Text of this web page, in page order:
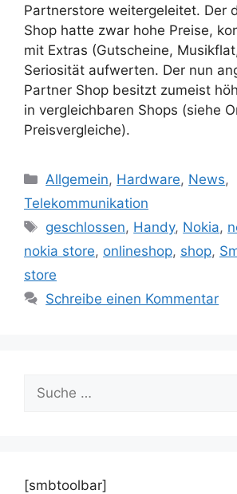
Partnerstore weitergeleitet. Der
Shop hatte zwar hohe Preise,
mit Extras (Gutscheine,
Seriosität aufwerten. Der nun
Partner Shop besitzt zumeist
in vergleichbaren Shops (siehe
Preisvergleiche).
Kategorien
Allgemein, Hardware, News,
Telekommunikation
Schlagwörter
geschlossen, Handy, Nokia,
nokia store, onlineshop, shop,
store
Schreibe einen Kommentar
nach:
[smbtoolbar]